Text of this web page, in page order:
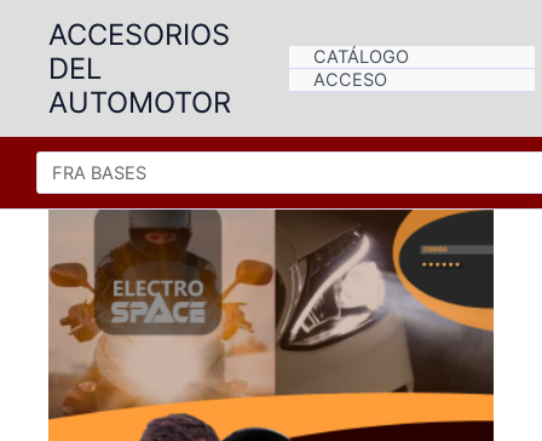
contenido
ACCESORIOS
DEL
AUTOMOTOR
CATÁLOGO
ACCESO